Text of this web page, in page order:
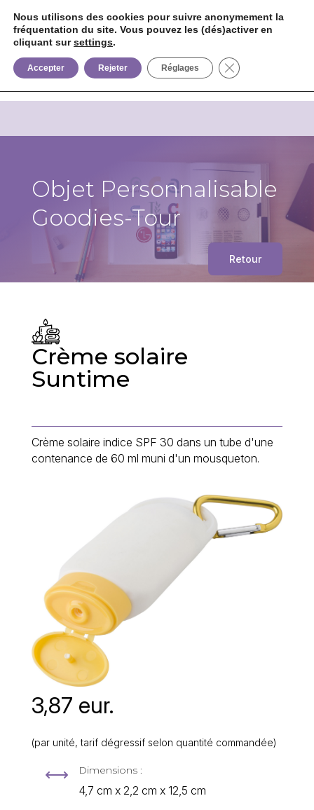
 
Objet Personnalisable
Goodies-Tour
Retour
3,87 eur.
(par unité, tarif dégressif selon quantité commandée)
Crème solaire
Suntime
Crème solaire indice SPF 30 dans un tube d'une
contenance de 60 ml muni d'un mousqueton.
, Dimensions :
4,7 cm x 2,2 cm x 12,5 cm
Nous utilisons des cookies pour suivre anonymement la
fréquentation du site. Vous pouvez les (dés)activer en
cliquant sursettings.
Accepter Rejeter Réglages Fermer la